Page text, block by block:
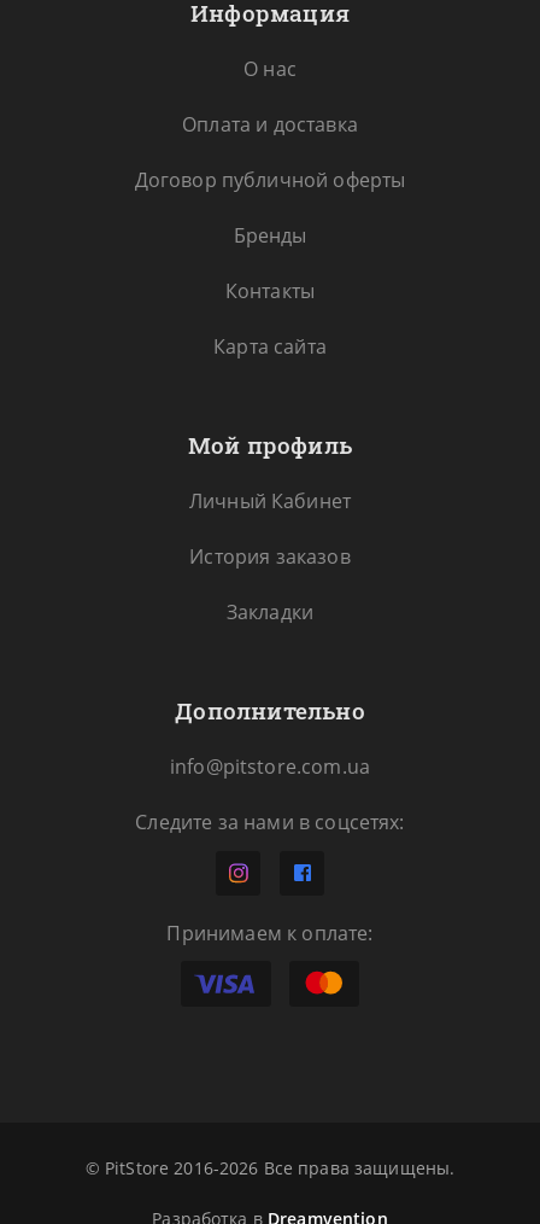
Информация
О нас
Оплата и доставка
Договор публичной оферты
Бренды
Контакты
Карта сайта
Мой профиль
Личный Кабинет
История заказов
Закладки
Дополнительно
info@pitstore.com.ua
Следите за нами в соцсетях:
Принимаем к оплате:
© PitStore 2016-2026 Все права защищены.
Разработка в Dreamvention